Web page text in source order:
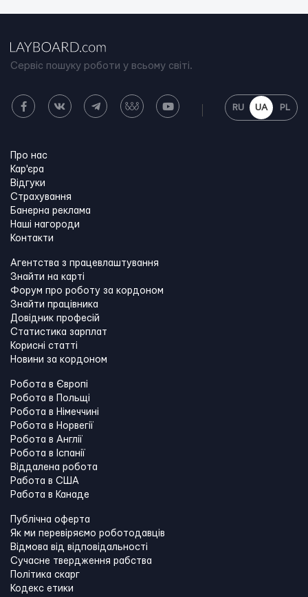
Сервіс пошуку роботи у всьому світі.
RU UA PL
Про нас
Кар'єра
Відгуки
Страхування
Банерна реклама
Наші нагороди
Контакти
Агентства з працевлаштування
Знайти на карті
Форум про роботу за кордоном
Знайти працівника
Довідник професій
Статистика зарплат
Корисні статті
Новини за кордоном
Робота в Європі
Робота в Польщі
Робота в Німеччині
Робота в Норвегії
Робота в Англії
Робота в Іспанії
Віддалена робота
Работа в США
Работа в Канадe
Публічна оферта
Як ми перевіряємо роботодавців
Відмова від відповідальності
Сучасне твердження рабства
Політика скарг
Кодекс етики